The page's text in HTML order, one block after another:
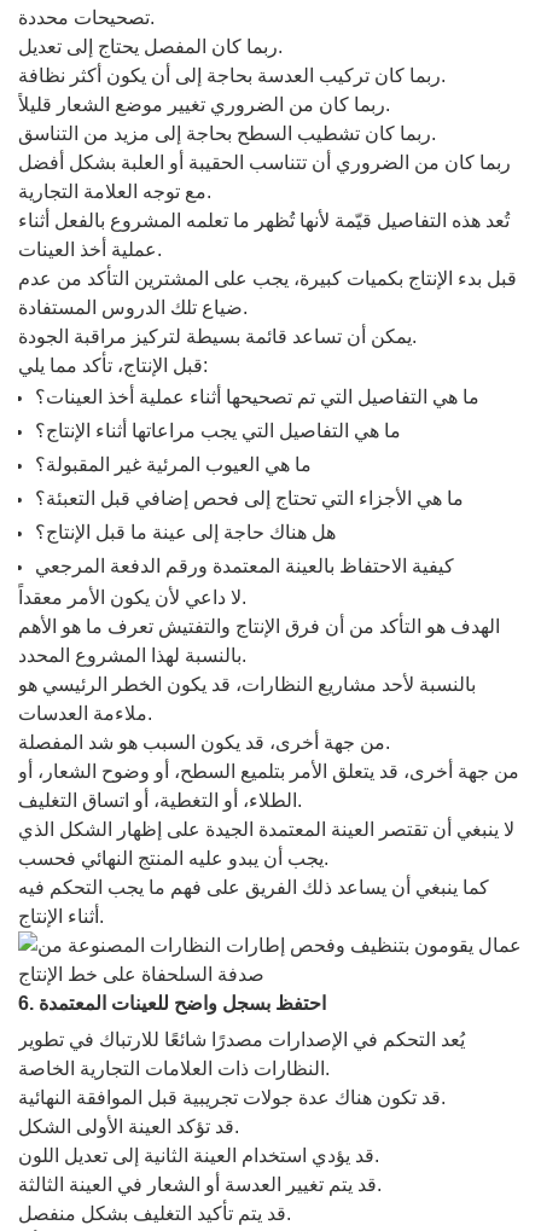
تصحيحات محددة.
ربما كان المفصل يحتاج إلى تعديل.
ربما كان تركيب العدسة بحاجة إلى أن يكون أكثر نظافة.
ربما كان من الضروري تغيير موضع الشعار قليلاً.
ربما كان تشطيب السطح بحاجة إلى مزيد من التناسق.
ربما كان من الضروري أن تتناسب الحقيبة أو العلبة بشكل أفضل
مع توجه العلامة التجارية.
تُعد هذه التفاصيل قيّمة لأنها تُظهر ما تعلمه المشروع بالفعل أثناء
عملية أخذ العينات.
قبل بدء الإنتاج بكميات كبيرة، يجب على المشترين التأكد من عدم
ضياع تلك الدروس المستفادة.
يمكن أن تساعد قائمة بسيطة لتركيز مراقبة الجودة.
قبل الإنتاج، تأكد مما يلي:
ما هي التفاصيل التي تم تصحيحها أثناء عملية أخذ العينات؟
ما هي التفاصيل التي يجب مراعاتها أثناء الإنتاج؟
ما هي العيوب المرئية غير المقبولة؟
ما هي الأجزاء التي تحتاج إلى فحص إضافي قبل التعبئة؟
هل هناك حاجة إلى عينة ما قبل الإنتاج؟
كيفية الاحتفاظ بالعينة المعتمدة ورقم الدفعة المرجعي
لا داعي لأن يكون الأمر معقداً.
الهدف هو التأكد من أن فرق الإنتاج والتفتيش تعرف ما هو الأهم
بالنسبة لهذا المشروع المحدد.
بالنسبة لأحد مشاريع النظارات، قد يكون الخطر الرئيسي هو
ملاءمة العدسات.
من جهة أخرى، قد يكون السبب هو شد المفصلة.
من جهة أخرى، قد يتعلق الأمر بتلميع السطح، أو وضوح الشعار، أو
الطلاء، أو التغطية، أو اتساق التغليف.
لا ينبغي أن تقتصر العينة المعتمدة الجيدة على إظهار الشكل الذي
يجب أن يبدو عليه المنتج النهائي فحسب.
كما ينبغي أن يساعد ذلك الفريق على فهم ما يجب التحكم فيه
أثناء الإنتاج.
6. احتفظ بسجل واضح للعينات المعتمدة
يُعد التحكم في الإصدارات مصدرًا شائعًا للارتباك في تطوير
النظارات ذات العلامات التجارية الخاصة.
قد تكون هناك عدة جولات تجريبية قبل الموافقة النهائية.
قد تؤكد العينة الأولى الشكل.
قد يؤدي استخدام العينة الثانية إلى تعديل اللون.
قد يتم تغيير العدسة أو الشعار في العينة الثالثة.
قد يتم تأكيد التغليف بشكل منفصل.